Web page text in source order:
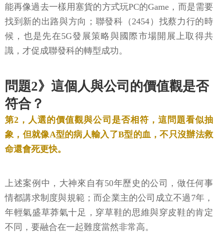
能再像過去一樣用塞貨的方式玩PC的Game，而是需要
找到新的出路與方向；聯發科（2454）找蔡力行的時
候，也是先在5G發展策略與國際市場開展上取得共
識，才促成聯發科的轉型成功。
問題2》這個人與公司的價值觀是否
符合？
第2，人選的價值觀與公司是否相符，這問題看似抽
象，但就像A型的病人輸入了B型的血，不只沒辦法救
命還會死更快。
上述案例中，大神來自有50年歷史的公司，做任何事
情都講求制度與規範；而企業主的公司成立不過7年，
年輕氣盛草莽氣十足，穿草鞋的思維與穿皮鞋的肯定
不同，要融合在一起難度當然非常高。